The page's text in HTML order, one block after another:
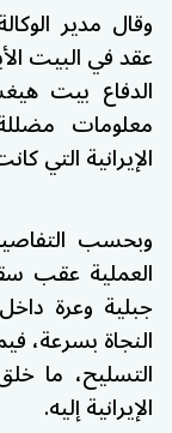
وقال مدير
عقد في البيت
الدفاع بيت
معلومات
الإيرانية التي
وبحسب
العملية عقب
جبلية وعرة
النجاة بسرعة،
التسليح، ما
الإيرانية إليه.